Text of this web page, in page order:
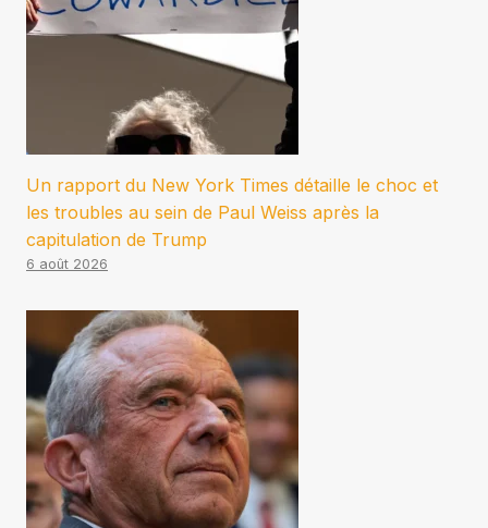
Un rapport du New York Times détaille le choc et
les troubles au sein de Paul Weiss après la
capitulation de Trump
6 août 2026